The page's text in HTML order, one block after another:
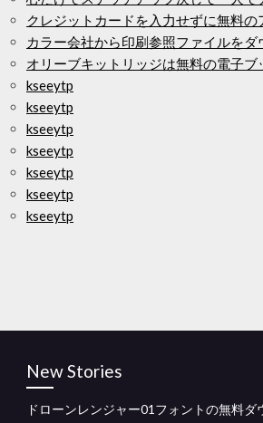
クレジットカードを入力せずに無料
カラー会社から印刷参照ファイルをダ
オリーブキットリッジは無料の電子ブ
kseeytp
kseeytp
kseeytp
kseeytp
kseeytp
kseeytp
kseeytp
New Stories
ドローンレンジャー01フォントの無料ダ